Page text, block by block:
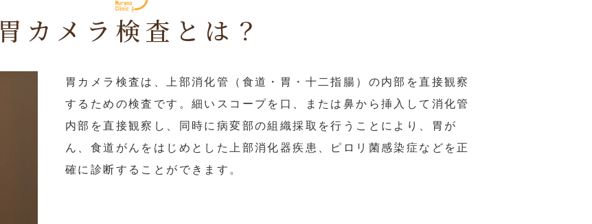
胃カメラ検査とは？
胃カメラ検査は、上部消化管（食道・胃・十二指腸）の内部を直接観察
するための検査です。細いスコープを口、または鼻から挿入して消化管
内部を直接観察し、同時に病変部の組織採取を行うことにより、胃が
ん、食道がんをはじめとした上部消化器疾患、ピロリ菌感染症などを正
確に診断することができます。